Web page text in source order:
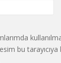
bu tarayıcıya